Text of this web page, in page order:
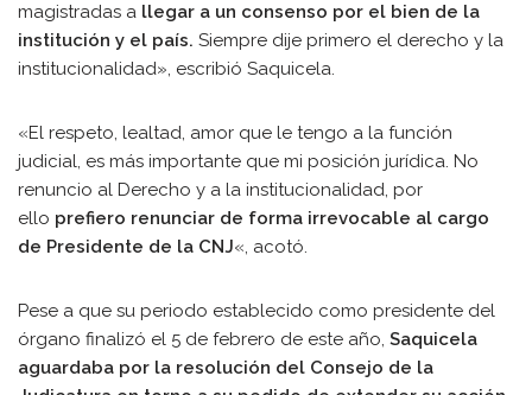
magistradas a llegar a un consenso por el bien de la
institución y el país. Siempre dije primero el derecho y la
institucionalidad», escribió Saquicela.
«El respeto, lealtad, amor que le tengo a la función
judicial, es más importante que mi posición jurídica. No
renuncio al Derecho y a la institucionalidad, por
ello prefiero renunciar de forma irrevocable al cargo
de Presidente de la CNJ«, acotó.
Pese a que su periodo establecido como presidente del
órgano finalizó el 5 de febrero de este año, Saquicela
aguardaba por la resolución del Consejo de la